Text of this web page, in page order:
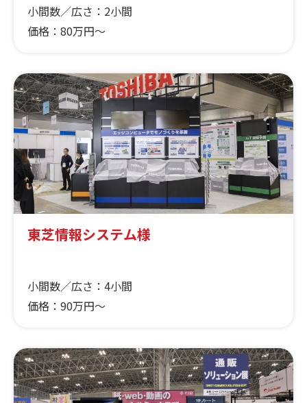
小間数／広さ： 2小間
価格： 80万円～
東芝情報システム様
小間数／広さ： 4小間
価格： 90万円～